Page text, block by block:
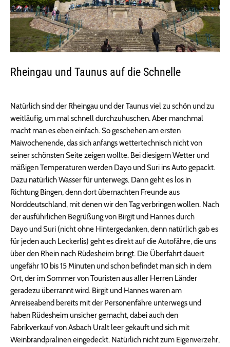
Rheingau und Taunus auf die Schnelle
Natürlich sind der Rheingau und der Taunus viel zu schön und zu
weitläufig, um mal schnell durchzuhuschen. Aber manchmal
macht man es eben einfach. So geschehen am ersten
Maiwochenende, das sich anfangs wettertechnisch nicht von
seiner schönsten Seite zeigen wollte. Bei diesigem Wetter und
mäßigen Temperaturen werden Dayo und Suri ins Auto gepackt.
Dazu natürlich Wasser für unterwegs. Dann geht es los in
Richtung Bingen, denn dort übernachten Freunde aus
Norddeutschland, mit denen wir den Tag verbringen wollen. Nach
der ausführlichen Begrüßung von Birgit und Hannes durch
Dayo und Suri (nicht ohne Hintergedanken, denn natürlich gab es
für jeden auch Leckerlis) geht es direkt auf die Autofähre, die uns
über den Rhein nach Rüdesheim bringt. Die Überfahrt dauert
ungefähr 10 bis 15 Minuten und schon befindet man sich in dem
Ort, der im Sommer von Touristen aus aller Herren Länder
geradezu überrannt wird. Birgit und Hannes waren am
Anreiseabend bereits mit der Personenfähre unterwegs und
haben Rüdesheim unsicher gemacht, dabei auch den
Fabrikverkauf von Asbach Uralt leer gekauft und sich mit
Weinbrandpralinen eingedeckt. Natürlich nicht zum Eigenverzehr,